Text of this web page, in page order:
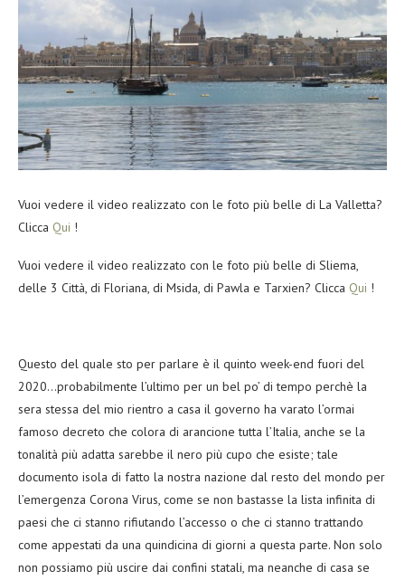
Vuoi vedere il video realizzato con le foto più belle di La Valletta?
Clicca Qui !
Vuoi vedere il video realizzato con le foto più belle di Sliema,
delle 3 Città, di Floriana, di Msida, di Pawla e Tarxien? Clicca Qui !
Questo del quale sto per parlare è il quinto week-end fuori del
2020…probabilmente l’ultimo per un bel po’ di tempo perchè la
sera stessa del mio rientro a casa il governo ha varato l’ormai
famoso decreto che colora di arancione tutta l’Italia, anche se la
tonalità più adatta sarebbe il nero più cupo che esiste; tale
documento isola di fatto la nostra nazione dal resto del mondo per
l’emergenza Corona Virus, come se non bastasse la lista infinita di
paesi che ci stanno rifiutando l’accesso o che ci stanno trattando
come appestati da una quindicina di giorni a questa parte. Non solo
non possiamo più uscire dai confini statali, ma neanche di casa se